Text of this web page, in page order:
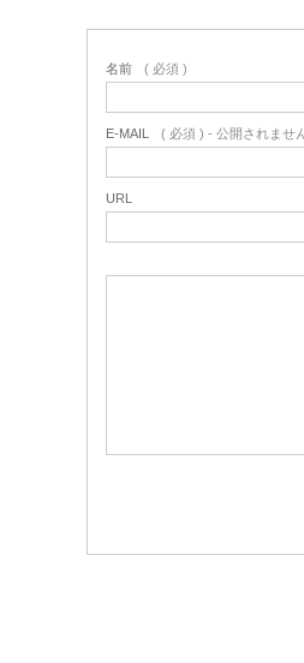
名前 ( 必須 )
E-MAIL ( 必須 ) - 公開されませ
URL